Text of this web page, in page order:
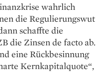
wahrlich
die Regulierungswut
schaffte die
die Zinsen de facto ab.
eine Rück­besinnung
Kernkapitalquote“,